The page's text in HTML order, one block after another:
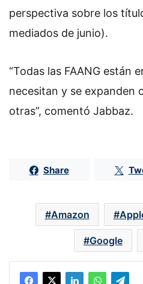
perspectiva sobre los
mediados de junio).
“Todas las FAANG están
necesitan y se expanden
otras”, comentó Jabbaz.
Share
Amazon
Google